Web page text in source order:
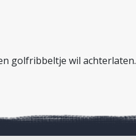
golfribbeltje wil achterlaten.